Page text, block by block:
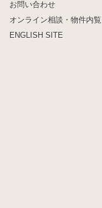
お問い合わせ
オンライン相談・物件内覧
ENGLISH SITE